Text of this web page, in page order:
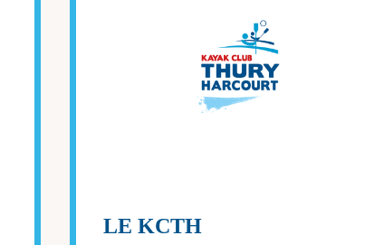
LE KCTH